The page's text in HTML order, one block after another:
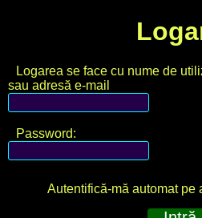
Logarea se face cu nume de
sau adresă e-mail
Password:
Autentifică-mă automat pe